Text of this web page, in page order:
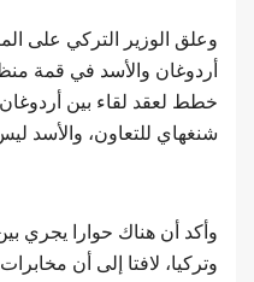
وعلق الوزير التركي على
أردوغان والأسد في قمة
خطط لعقد لقاء بين
شنغهاي للتعاون، والأسد
وأكد أن هناك حوارا يجري
وتركيا، لافتا إلى أن